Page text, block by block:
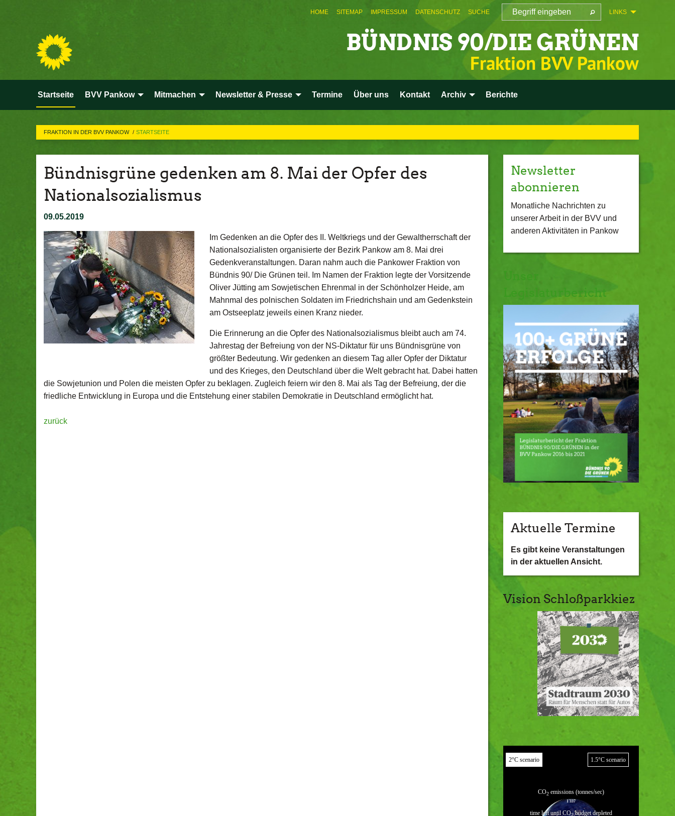
LINKS
HOME SITEMAP IMPRESSUM DATENSCHUTZ SUCHE
BÜNDNIS 90/DIE GRÜNEN
Fraktion BVV Pankow
Startseite BVV Pankow Mitmachen Newsletter & Presse Termine Über uns Kontakt Archiv Berichte
FRAKTION IN DER BVV PANKOW STARTSEITE
Bündnisgrüne gedenken am 8. Mai der Opfer des
Nationalsozialismus
09.05.2019
Im Gedenken an die Opfer des II. Weltkriegs und der Gewaltherrschaft der
Nationalsozialisten organisierte der Bezirk Pankow am 8. Mai drei
Gedenkveranstaltungen. Daran nahm auch die Pankower Fraktion von
Bündnis 90/ Die Grünen teil. Im Namen der Fraktion legte der Vorsitzende
Oliver Jütting am Sowjetischen Ehrenmal in der Schönholzer Heide, am
Mahnmal des polnischen Soldaten im Friedrichshain und am Gedenkstein
am Ostseeplatz jeweils einen Kranz nieder.
Die Erinnerung an die Opfer des Nationalsozialismus bleibt auch am 74.
Jahrestag der Befreiung von der NS-Diktatur für uns Bündnisgrüne von
größter Bedeutung. Wir gedenken an diesem Tag aller Opfer der Diktatur
und des Krieges, den Deutschland über die Welt gebracht hat. Dabei hatten
die Sowjetunion und Polen die meisten Opfer zu beklagen. Zugleich feiern wir den 8. Mai als Tag der Befreiung, der die
friedliche Entwicklung in Europa und die Entstehung einer stabilen Demokratie in Deutschland ermöglicht hat.
zurück
Newsletter
abonnieren
Monatliche Nachrichten zu
unserer Arbeit in der BVV und
anderen Aktivitäten in Pankow
Legislaturbericht
Aktuelle Termine
Es gibt keine Veranstaltungen
in der aktuellen Ansicht.
Vision Schloßparkkiez